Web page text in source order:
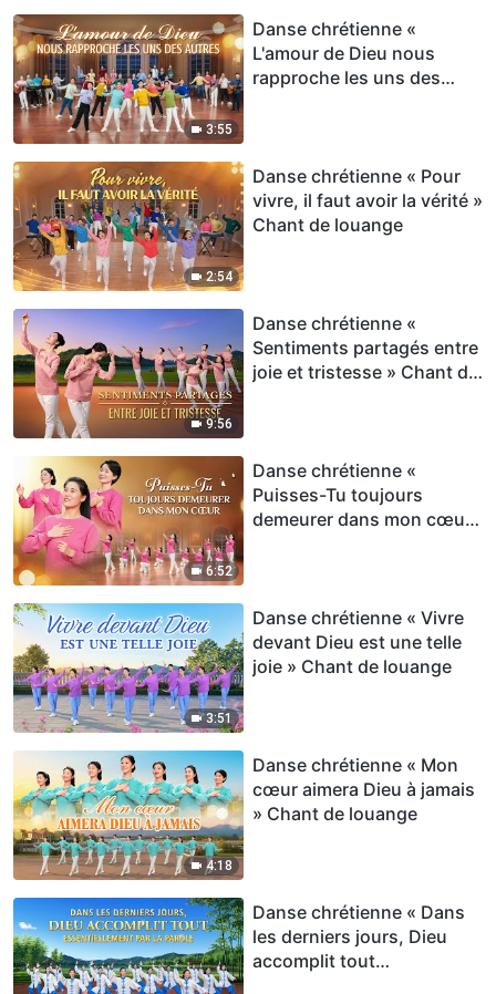
3:55
Danse chrétienne «
L'amour de Dieu nous
rapproche les uns des
2:54
Danse chrétienne « Pour
vivre, il faut avoir la vérité »
Chant de louange
9:56
Danse chrétienne «
Sentiments partagés entre
joie et tristesse » Chant de
6:52
Danse chrétienne «
Puisses-Tu toujours
demeurer dans mon cœur
3:51
Danse chrétienne « Vivre
devant Dieu est une telle
joie » Chant de louange
4:18
Danse chrétienne « Mon
cœur aimera Dieu à jamais
» Chant de louange
Danse chrétienne « Dans
les derniers jours, Dieu
accomplit tout